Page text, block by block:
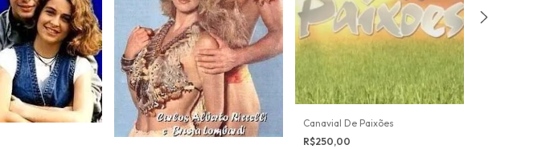
Canavial De Paixões
R$250,00